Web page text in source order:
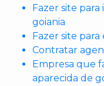
Fazer site
goiania
Fazer site
Contratar
Empresa que
aparecida de